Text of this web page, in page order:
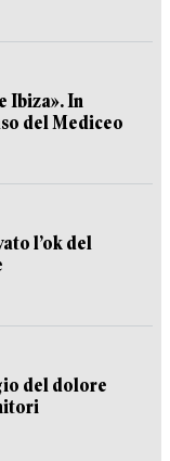
Ibiza». In
del Mediceo
l’ok del
del dolore